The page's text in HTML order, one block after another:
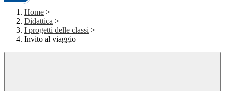
Home >
Didattica >
I progetti delle classi >
Invito al viaggio